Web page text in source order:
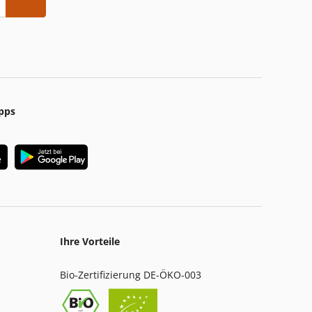
Ihre Vorteile
Bio-Zertifizierung DE-ÖKO-003